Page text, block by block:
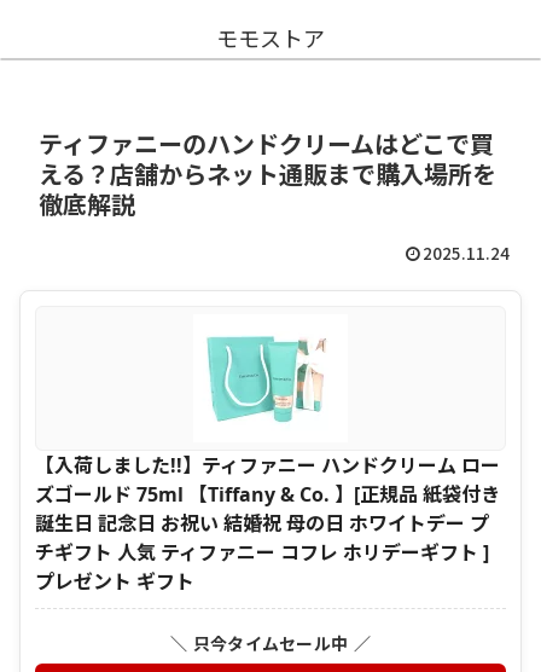
モモストア
ティファニーのハンドクリームはどこで買
える？店舗からネット通販まで購入場所を
徹底解説
2025.11.24
【入荷しました!!】ティファニー ハンドクリーム ロー
ズゴールド 75ml 【Tiffany & Co. 】[正規品 紙袋付き
誕生日 記念日 お祝い 結婚祝 母の日 ホワイトデー プ
チギフト 人気 ティファニー コフレ ホリデーギフト ]
プレゼント ギフト
＼ 只今タイムセール中 ／